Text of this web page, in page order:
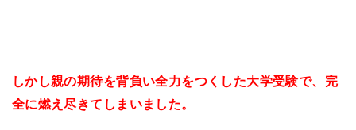
しかし親の期待を背負い全力をつくした大学受験で、完
全に燃え尽きてしまいました。